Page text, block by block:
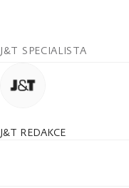
J&T SPECIALISTA
J&T REDAKCE